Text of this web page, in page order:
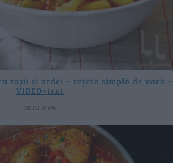
roșii și ardei – rețetă simplă de vară –
VIDEO+text
28.07.2026